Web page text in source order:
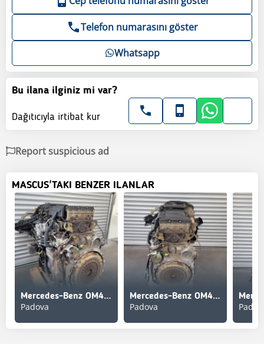
Telefon numarasını göster
Whatsapp
Bu ilana ilginiz mi var?
Dağıtıcıyla irtibat kur
Report suspicious ad
MASCUS'TAKI BENZER ILANLAR
Mercedes-Benz OM471.951
Padova
Mercedes-Benz OM471.952
Padova